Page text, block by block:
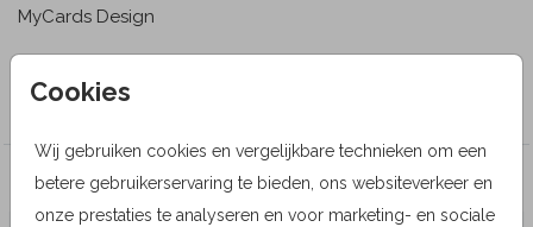
Cookies
Wij gebruiken cookies en vergelijkbare technieken om een
betere gebruikerservaring te bieden, ons websiteverkeer en
onze prestaties te analyseren en voor marketing- en sociale
MyCards Design
Collectie
Wenskaarten
Veel gekozen producten